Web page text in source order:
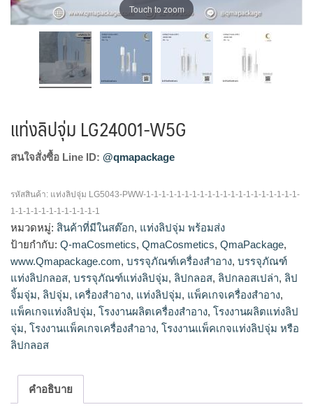
Touch to zoom
แท่งลิปจุ่ม LG24001-W5G
สนใจสั่งซื้อ Line ID: @qmapackage
รหัสสินค้า: แท่งลิปจุ่ม LG5043-PWW-1-1-1-1-1-1-1-1-1-1-1-1-1-1-1-1-1-1-1-1-
1-1-1-1-1-1-1-1-1-1-1-1
หมวดหมู่: สินค้าที่มีในสต๊อก, แท่งลิปจุ่ม พร้อมส่ง
ป้ายกำกับ: Q-maCosmetics, QmaCosmetics, QmaPackage,
www.Qmapackage.com, บรรจุภัณฑ์เครื่องสำอาง, บรรจุภัณฑ์
แท่งลิปกลอส, บรรจุภัณฑ์แท่งลิปจุ่ม, ลิปกลอส, ลิปกลอสเปล่า, ลิป
จิ้มจุ่ม, ลิปจุ่ม, เครื่องสำอาง, แท่งลิปจุ่ม, แพ็คเกจเครื่องสำอาง,
แพ็คเกจแท่งลิปจุ่ม, โรงงานผลิตเครื่องสำอาง, โรงงานผลิตแท่งลิป
จุ่ม, โรงงานแพ็คเกจเครื่องสำอาง, โรงงานแพ็คเกจแท่งลิปจุ่ม หรือ
ลิปกลอส
คำอธิบาย